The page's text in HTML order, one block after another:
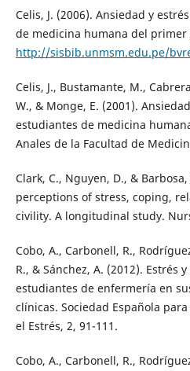
Celis, J. (2006). Ansiedad y
de medicina humana del primer
http://sisbib.unmsm.edu.pe/
Celis, J., Bustamante, M.,
W., & Monge, E. (2001).
estudiantes de medicina
Anales de la Facultad de
Clark, C., Nguyen, D., &
perceptions of stress, coping,
civility. A longitudinal study.
Cobo, A., Carbonell, R.,
R., & Sánchez, A. (2012). Estrés
estudiantes de enfermería en
clínicas. Sociedad Española
el Estrés, 2, 91-111.
Cobo, A., Carbonell, R.,